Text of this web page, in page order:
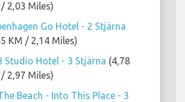
2,03 Miles)
Go Hotel - 2 Stjärna
KM / 2,14 Miles)
Studio Hotel - 3 Stjärna (4,78
2,97 Miles)
Beach - Into This Place - 3